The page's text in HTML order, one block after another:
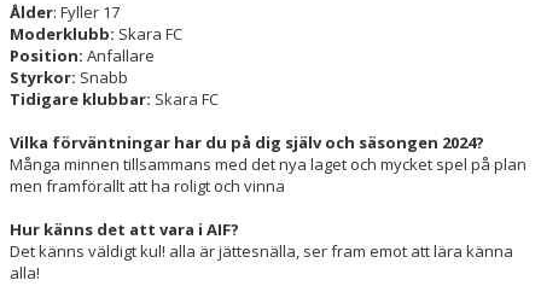
Ålder: Fyller 17
Moderklubb: Skara FC
Position: Anfallare
Styrkor: Snabb
Tidigare klubbar: Skara FC
Vilka förväntningar har du på dig själv och säsongen 2024?
Många minnen tillsammans med det nya laget och mycket spel på plan
men framförallt att ha roligt och vinna
Hur känns det att vara i AIF?
Det känns väldigt kul! alla är jättesnälla, ser fram emot att lära känna
alla!